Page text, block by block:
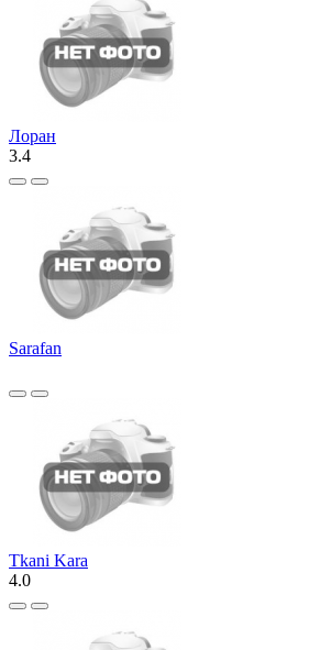
Лоран
3.4
Sarafan
Tkani Kara
4.0